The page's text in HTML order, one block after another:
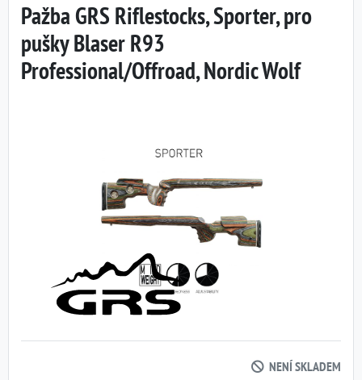
Pažba GRS Riflestocks, Sporter, pro
pušky Blaser R93
Professional/Offroad, Nordic Wolf
NENÍ SKLADEM